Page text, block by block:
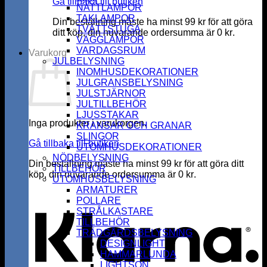
Din beställning måste ha minst99 kr för att göra
ditt köp, din nuvarande ordersumma är 0 kr.
Varukorg
Inga produkter i varukorgen.
Gå tillbaka till butiken
Din beställning måste ha minst99 kr för att göra ditt
köp, din nuvarande ordersumma är 0 kr.
NATTLAMPOR
TAKLAMPOR
TVÄTTSTUGA
VÄGGLAMPOR
VARDAGSRUM
JULBELYSNING
INOMHUSDEKORATIONER
JULGRANSBELYSNING
JULSTJÄRNOR
JULTILLBEHÖR
LJUSSTAKAR
KRANSAR OCH GRANAR
SLINGOR
UTOMHUSDEKORATIONER
NÖDBELYSNING
TILLBEHÖR
UTOMHUSBELYSNING
ARMATURER
POLLARE
STRÅLKASTARE
TILLBEHÖR
TRÄDGÅRDSBELYSNING
DESIGNLIGHT
HAMMARLUNDA
LIGHTSON